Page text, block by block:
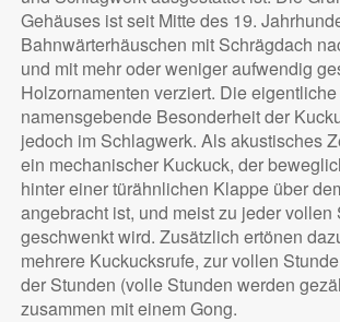
Gehäuses ist seit Mitte des 19.
Bahnwärterhäuschen mit Schrägdach
und mit mehr oder weniger aufwendig
Holzornamenten verziert. Die eigentliche
namensgebende Besonderheit der
jedoch im Schlagwerk. Als akustisches
ein mechanischer Kuckuck, der
hinter einer türähnlichen Klappe über
angebracht ist, und meist zu jeder vollen
geschwenkt wird. Zusätzlich ertönen
mehrere Kuckucksrufe, zur vollen
der Stunden (volle Stunden werden
zusammen mit einem Gong.